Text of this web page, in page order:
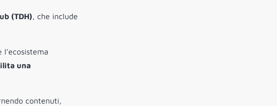
(TDH), che include
una
contenuti,